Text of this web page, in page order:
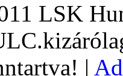
LSK
|